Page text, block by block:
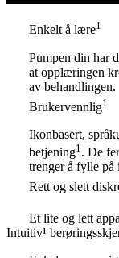
Enkelt å lære1
Pumpen din har
at opplæringen
av behandlingen.
Brukervennlig1
Ikonbasert,
betjening1 . De
trenger å fylle på
Rett og slett
Et lite og lett
Intuitiv¹